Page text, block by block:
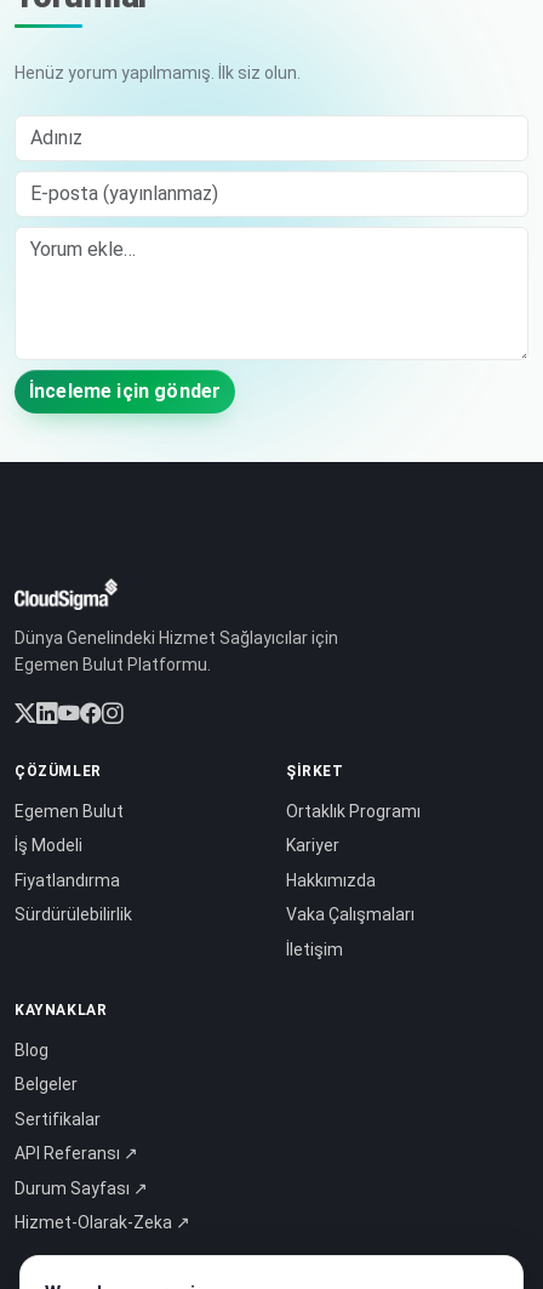
Henüz yorum yapılmamış. İlk siz olun.
Adınız
E-posta (yayınlanmaz)
Comment
İnceleme için gönder
Dünya Genelindeki Hizmet Sağlayıcılar için
Egemen Bulut Platformu.
ÇÖZÜMLER
Egemen Bulut
İş Modeli
Fiyatlandırma
Sürdürülebilirlik
ŞIRKET
Ortaklık Programı
Kariyer
Hakkımızda
Vaka Çalışmaları
İletişim
KAYNAKLAR
Blog
Belgeler
Sertifikalar
API Referansı ↗
Durum Sayfası ↗
Hizmet-Olarak-Zeka ↗